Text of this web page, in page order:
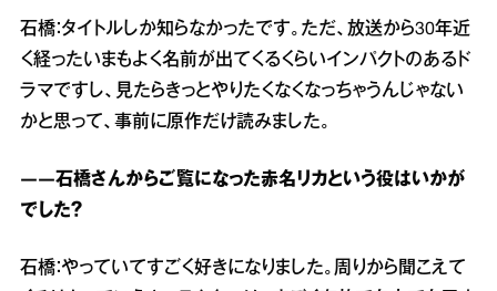
石橋：タイトルしか知らなかったです。ただ、放送から30年近
く経ったいまもよく名前が出てくるくらいインパクトのあるド
ラマですし、見たらきっとやりたくなくなっちゃうんじゃない
かと思って、事前に原作だけ読みました。
――石橋さんからご覧になった赤名リカという役はいかが
でした？
石橋：やっていてすごく好きになりました。周りから聞こえて